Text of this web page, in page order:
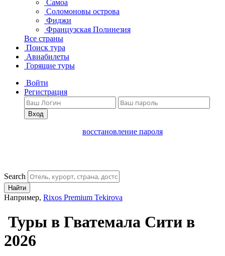
Самоа
Соломоновы острова
Фиджи
Французская Полинезия
Все страны
Поиск тура
Авиабилеты
Горящие туры
Войти
Регистрация
Вход
восстановление пароля
Search
Найти
Например, Rixos Premium Tekirova
Туры в Гватемала Сити в
2026